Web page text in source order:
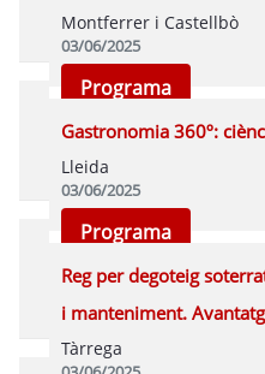
Montferrer i Castellbò
03/06/2025
Programa
Gastronomia 360º:
Lleida
03/06/2025
Programa
Reg per degoteig
i manteniment.
Tàrrega